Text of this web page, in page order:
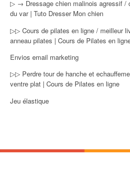
▷ → Dressage chien malinois agressif /
du var | Tuto Dresser Mon chien
▷▷ Cours de pilates en ligne / meilleur
anneau pilates | Cours de Pilates en
Envios email marketing
▷▷ Perdre tour de hanche et
ventre plat | Cours de Pilates en ligne
Jeu élastique